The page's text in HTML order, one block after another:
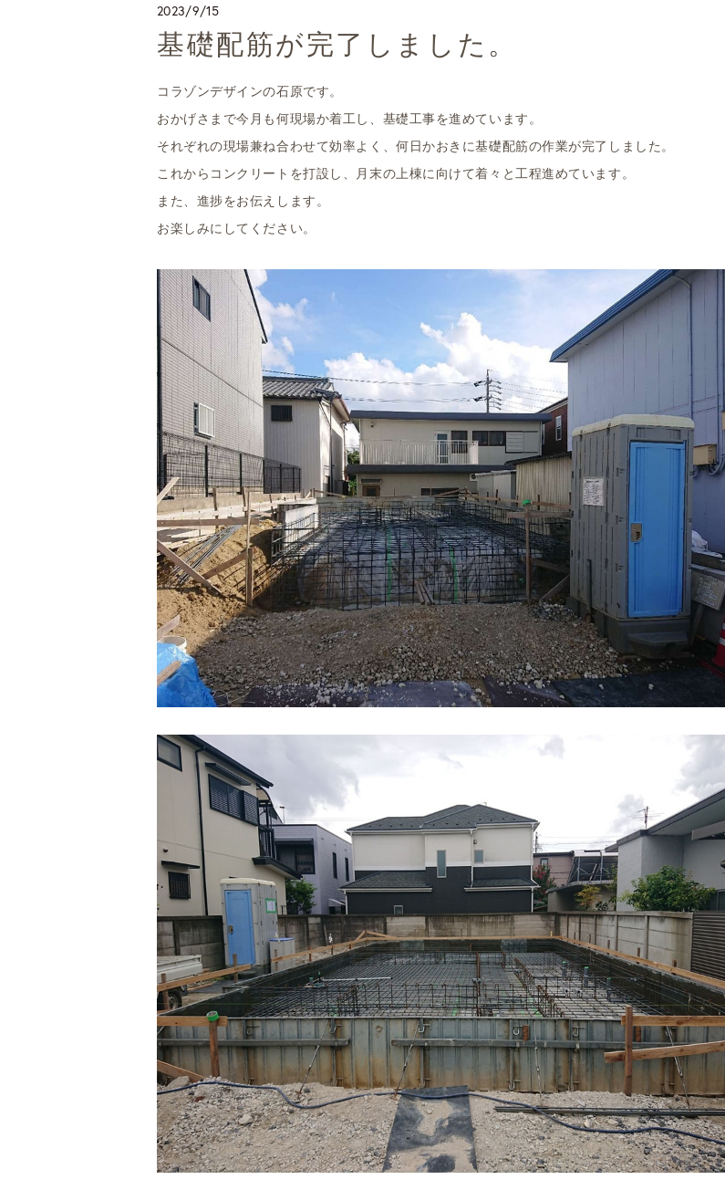
2023/9/15
基礎配筋が完了しました。
コラゾンデザインの石原です。
おかげさまで今月も何現場か着工し、基礎工事を進めています。
それぞれの現場兼ね合わせて効率よく、何日かおきに基礎配筋の作業が完了しました。
これからコンクリートを打設し、月末の上棟に向けて着々と工程進めています。
また、進捗をお伝えします。
お楽しみにしてください。